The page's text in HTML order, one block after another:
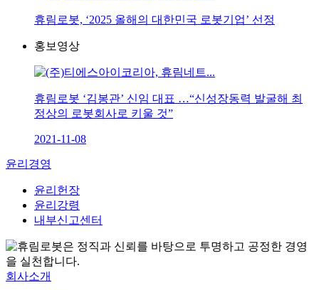
휴림로봇, ‘2025 올해의 대한민국 로봇기업’ 선정
홍보영상
휴림로봇 ‘김봉관’ 신임 대표 …“신성장동력 발굴해 최
정상의 로봇회사로 키울 것”
2021-11-08
윤리경영
윤리헌장
윤리강령
내부신고센터
회사소개